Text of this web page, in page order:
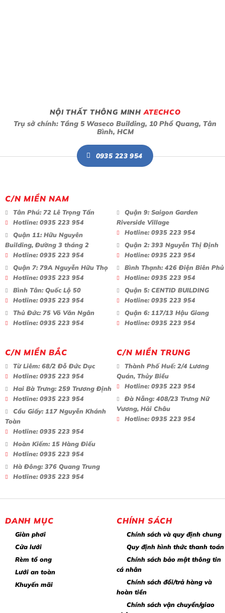
NỘI THẤT THÔNG MINHATECHCO
Trụ sở chính: Tầng 5 Waseco Building, 10 Phổ Quang, Tân
Bình, HCM
0935 223 954
C/N MIỀN NAM
Tân Phú:72 Lê Trọng Tấn
Hotline:0935 223 954
Quận 11:Hữu Nguyên
Building, Đường 3 tháng 2
Hotline:0935 223 954
Quận 7:79A Nguyễn Hữu Thọ
Hotline:0935 223 954
Bình Tân:Quốc Lộ 50
Hotline:0935 223 954
Thủ Đức:75 Võ Văn Ngân
Hotline:0935 223 954
Quận 9:Saigon Garden
Riverside Village
Hotline:0935 223 954
Quận 2:393 Nguyễn Thị Định
Hotline:0935 223 954
Bình Thạnh:426 Điện Biên Phủ
Hotline:0935 223 954
Quận 5:CENTID BUILDING
Hotline:0935 223 954
Quận 6:117/13 Hậu Giang
Hotline:0935 223 954
C/N MIỀN BẮC
Từ Liêm:68/2 Đỗ Đức Dục
Hotline:0935 223 954
Hai Bà Trưng:259 Trương Định
Hotline:0935 223 954
Cầu Giấy:117 Nguyễn Khánh
Toàn
Hotline:0935 223 954
Hoàn Kiếm:15 Hàng Điếu
Hotline:0935 223 954
Hà Đông:376 Quang Trung
Hotline:0935 223 954
C/N MIỀN TRUNG
Thành Phố Huế:2/4 Lương
Quán, Thủy Biều
Hotline:0935 223 954
Đà Nẵng:408/23 Trưng Nữ
Vương, Hải Châu
Hotline:0935 223 954
DANH MỤC
Giàn phơi
Cửa lưới
Rèm tổ ong
Lưới an toàn
Khuyến mãi
CHÍNH SÁCH
Chính sách và quy định chung
Quy định hình thức thanh toán
Chính sách bảo mật thông tin
cá nhân
Chính sách đổi/trả hàng và
hoàn tiền
Chính sách vận chuyển/giao